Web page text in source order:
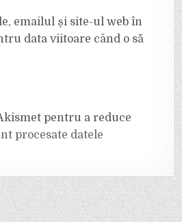
emailul și site-ul web în
data viitoare când o să
pentru a reduce
procesate datele